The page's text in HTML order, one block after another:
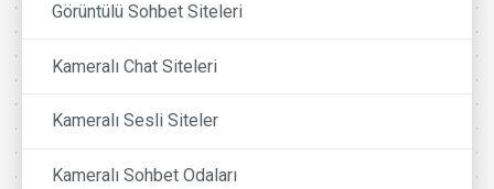
Görüntülü Sohbet Siteleri
Kameralı Chat Siteleri
Kameralı Sesli Siteler
Kameralı Sohbet Odaları